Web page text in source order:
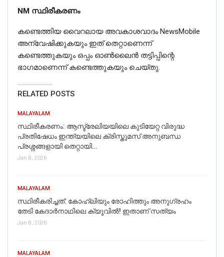
NM സ്ഥിരീകരണം
കണ്ടെത്തിയ വൈറലായ അവകാശവാദം NewsMobile
അന്വേഷിക്കുകയും ഇത് തെറ്റാണെന്ന്
കണ്ടെത്തുകയും ഒപ്പം ഓണ്‍ലൈന്‍ തട്ടിപ്പിന്റെ
ഭാഗമാണെന്ന് കണ്ടെത്തുകയും ചെയ്തു.
RELATED POSTS
MALAYALAM
സ്ഥിരീകരണം: ആസ്ട്രേലിയയിലെ കുടിയേറ്റ വിരുദ്ധ
പ്രതിഷേധം ഇന്ത്യയിലെ ക്രിസ്തുമസ് അനുബന്ധ
പ്രശ്നങ്ങളായി തെറ്റായി…
Jan 8, 2026
MALAYALAM
സ്ഥിരീകരിച്ചത്: കോഹ്‌ലിയും രോഹിത്തും അനുഗ്രഹം
തേടി കേദാര്‍നാഥിലെ ക്യൂവില്‍! ഇതാണ് സത്യം
Jan 8, 2026
MALAYALAM